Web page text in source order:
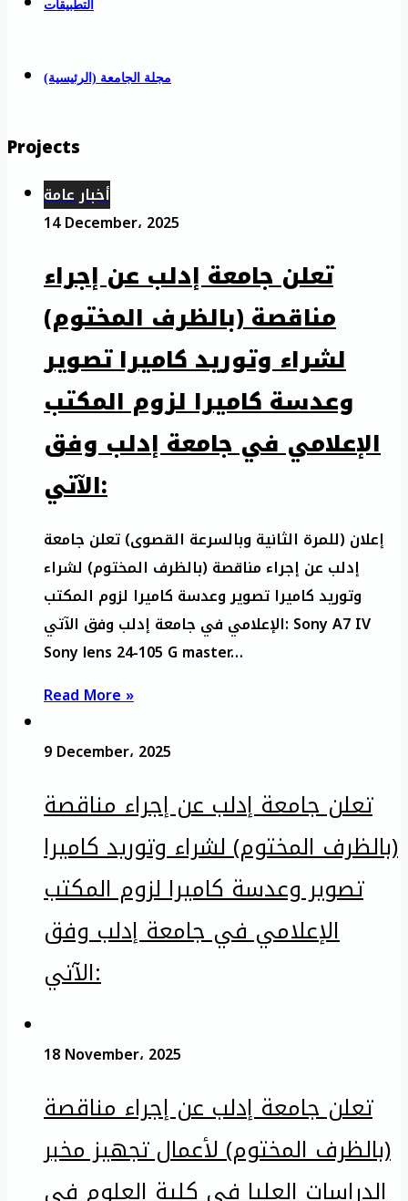
التطبيقات
مجلة الجامعة (الرئيسية)
Projects
أخبار عامة
14 December، 2025
تعلن جامعة إدلب عن إجراء
مناقصة (بالظرف المختوم)
لشراء وتوريد كاميرا تصوير
وعدسة كاميرا لزوم المكتب
الإعلامي في جامعة إدلب وفق
الآتي:
إعلان (للمرة الثانية وبالسرعة القصوى) تعلن جامعة
إدلب عن إجراء مناقصة (بالظرف المختوم) لشراء
وتوريد كاميرا تصوير وعدسة كاميرا لزوم المكتب
الإعلامي في جامعة إدلب وفق الآتي: Sony A7 IV
Sony lens 24-105 G master…
Read More »
9 December، 2025
تعلن جامعة إدلب عن إجراء مناقصة
(بالظرف المختوم) لشراء وتوريد كاميرا
تصوير وعدسة كاميرا لزوم المكتب
الإعلامي في جامعة إدلب وفق
الآتي:
18 November، 2025
تعلن جامعة إدلب عن إجراء مناقصة
(بالظرف المختوم) لأعمال تجهيز مخبر
الدراسات العليا في كلية العلوم في